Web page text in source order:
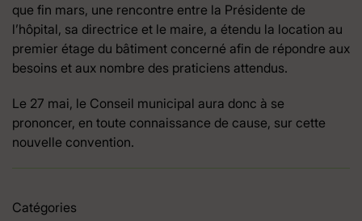
que fin mars, une rencontre entre la Présidente de
l’hôpital, sa directrice et le maire, a étendu la location au
premier étage du bâtiment concerné afin de répondre aux
besoins et aux nombre des praticiens attendus.
Le 27 mai, le Conseil municipal aura donc à se
prononcer, en toute connaissance de cause, sur cette
nouvelle convention.
Catégories